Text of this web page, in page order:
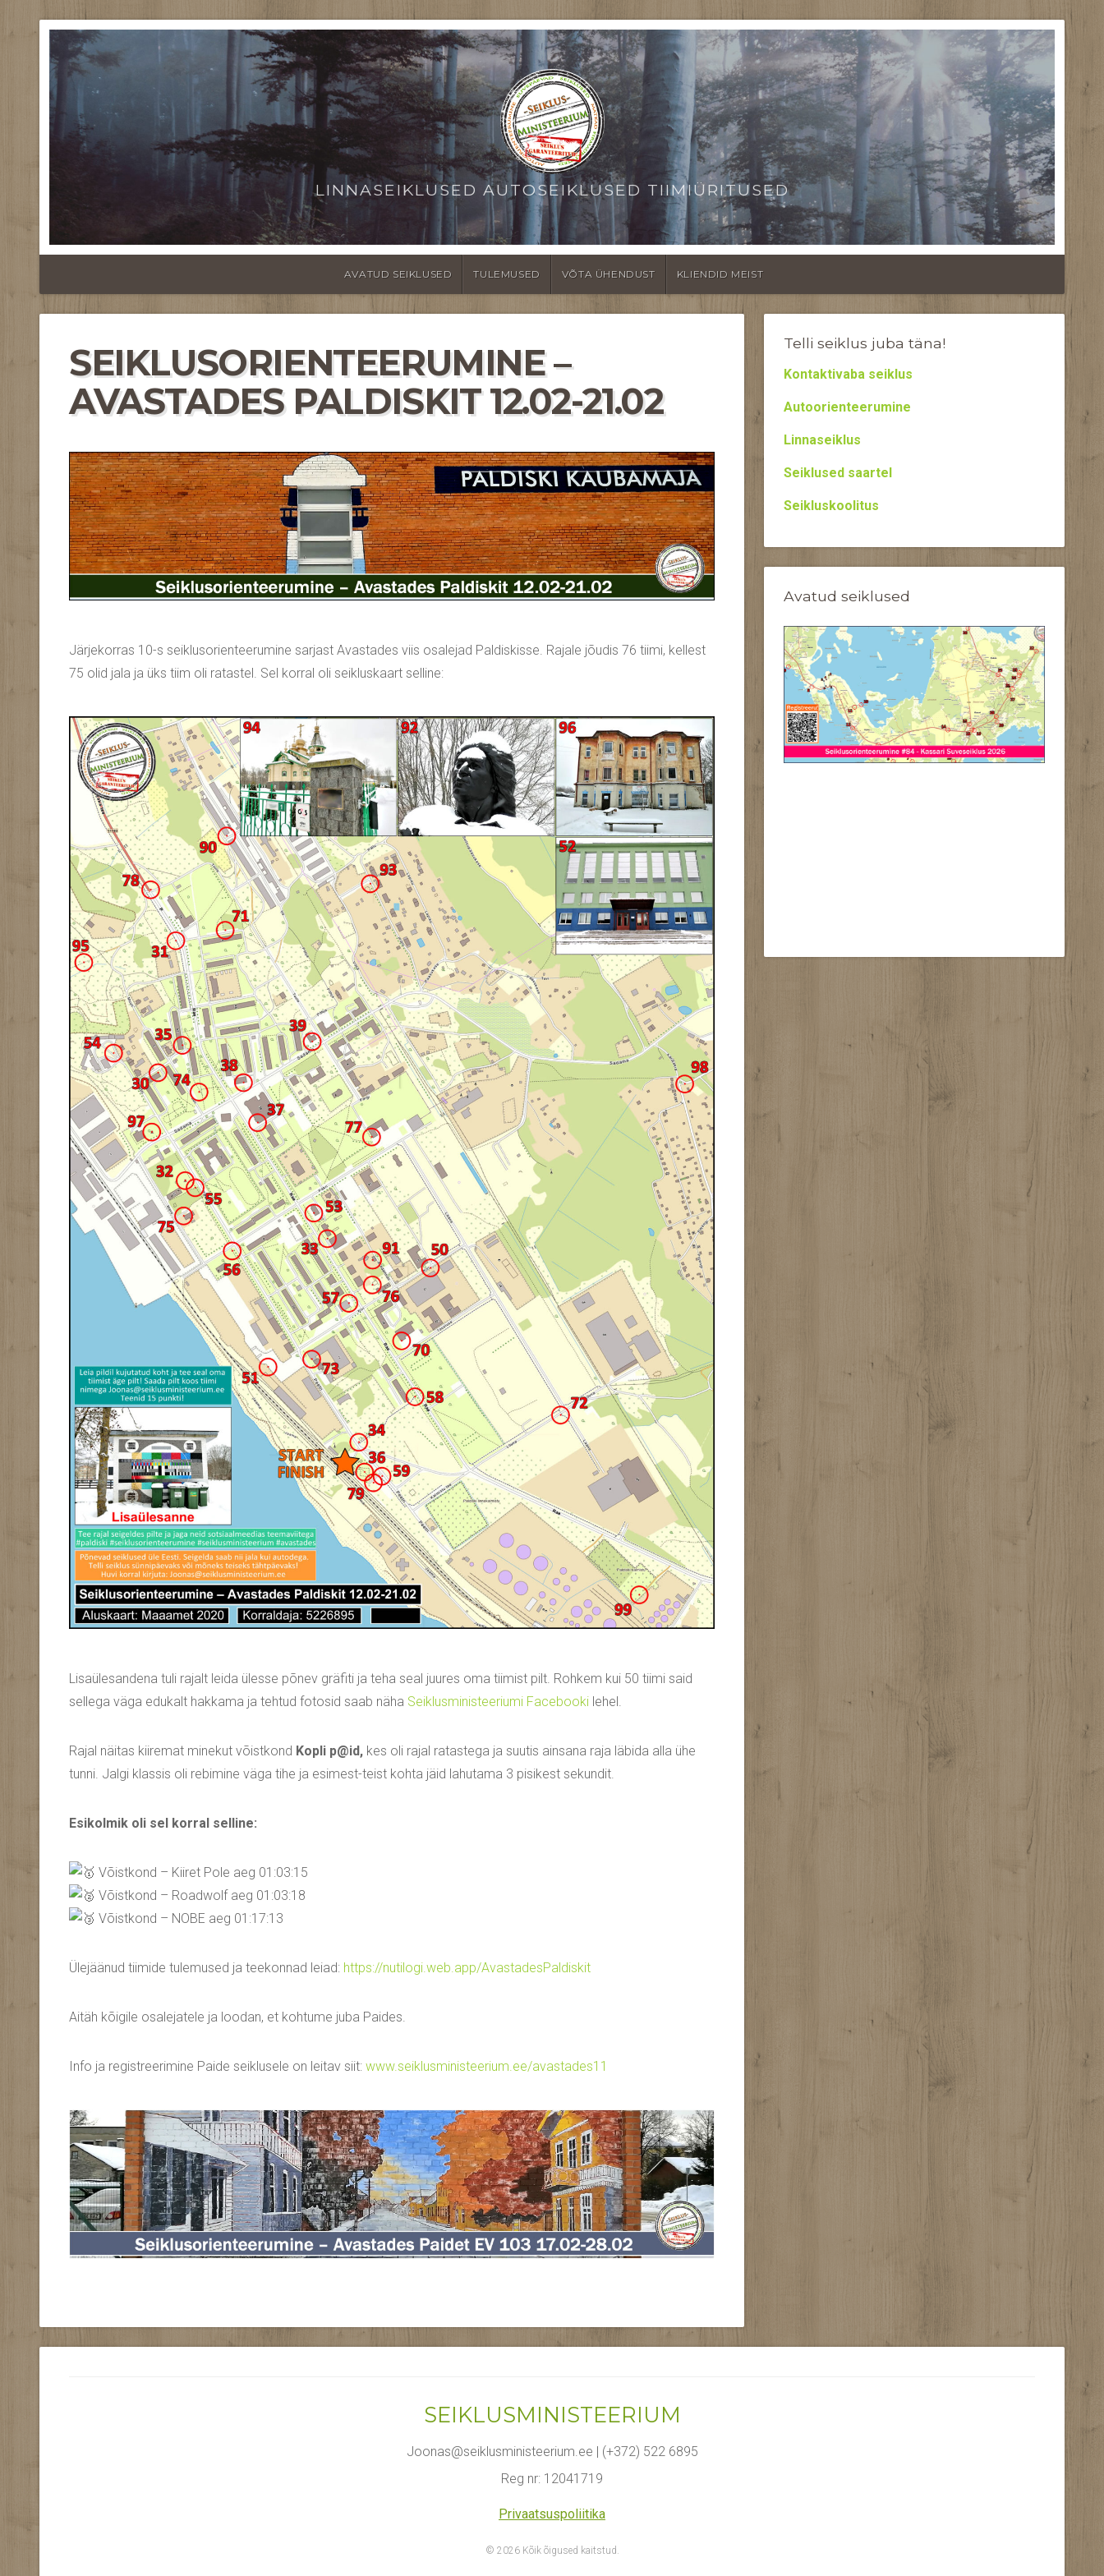
LINNASEIKLUSED AUTOSEIKLUSED TIIMIÜRITUSED
AVATUD SEIKLUSED TULEMUSED VÕTA ÜHENDUST KLIENDID MEIST
SEIKLUSORIENTEERUMINE –
AVASTADES PALDISKIT 12.02-21.02
Järjekorras 10-s seiklusorienteerumine sarjast Avastades viis osalejad Paldiskisse. Rajale jõudis 76 tiimi, kellest
75 olid jala ja üks tiim oli ratastel. Sel korral oli seikluskaart selline:
Lisaülesandena tuli rajalt leida ülesse põnev gräfiti ja teha seal juures oma tiimist pilt. Rohkem kui 50 tiimi said
sellega väga edukalt hakkama ja tehtud fotosid saab näha Seiklusministeeriumi Facebooki lehel.
Rajal näitas kiiremat minekut võistkond Kopli p@id, kes oli rajal ratastega ja suutis ainsana raja läbida alla ühe
tunni. Jalgi klassis oli rebimine väga tihe ja esimest-teist kohta jäid lahutama 3 pisikest sekundit.
Esikolmik oli sel korral selline:
Võistkond – Kiiret Pole aeg 01:03:15
Võistkond – Roadwolf aeg 01:03:18
Võistkond – NOBE aeg 01:17:13
Ülejäänud tiimide tulemused ja teekonnad leiad: https://nutilogi.web.app/AvastadesPaldiskit
Aitäh kõigile osalejatele ja loodan, et kohtume juba Paides.
Info ja registreerimine Paide seiklusele on leitav siit: www.seiklusministeerium.ee/avastades11
Telli seiklus juba täna!
Kontaktivaba seiklus
Autoorienteerumine
Linnaseiklus
Seiklused saartel
Seikluskoolitus
Avatud seiklused
SEIKLUSMINISTEERIUM
Joonas@seiklusministeerium.ee | (+372) 522 6895
Reg nr: 12041719
Privaatsuspoliitika
© 2026 Kõik õigused kaitstud.